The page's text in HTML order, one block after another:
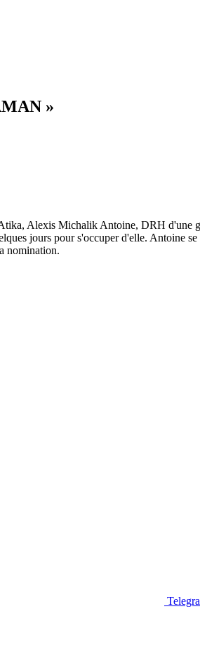
»
Alexis Michalik Antoine, DRH d'une
jours pour s'occuper d'elle. Antoine
nomination.